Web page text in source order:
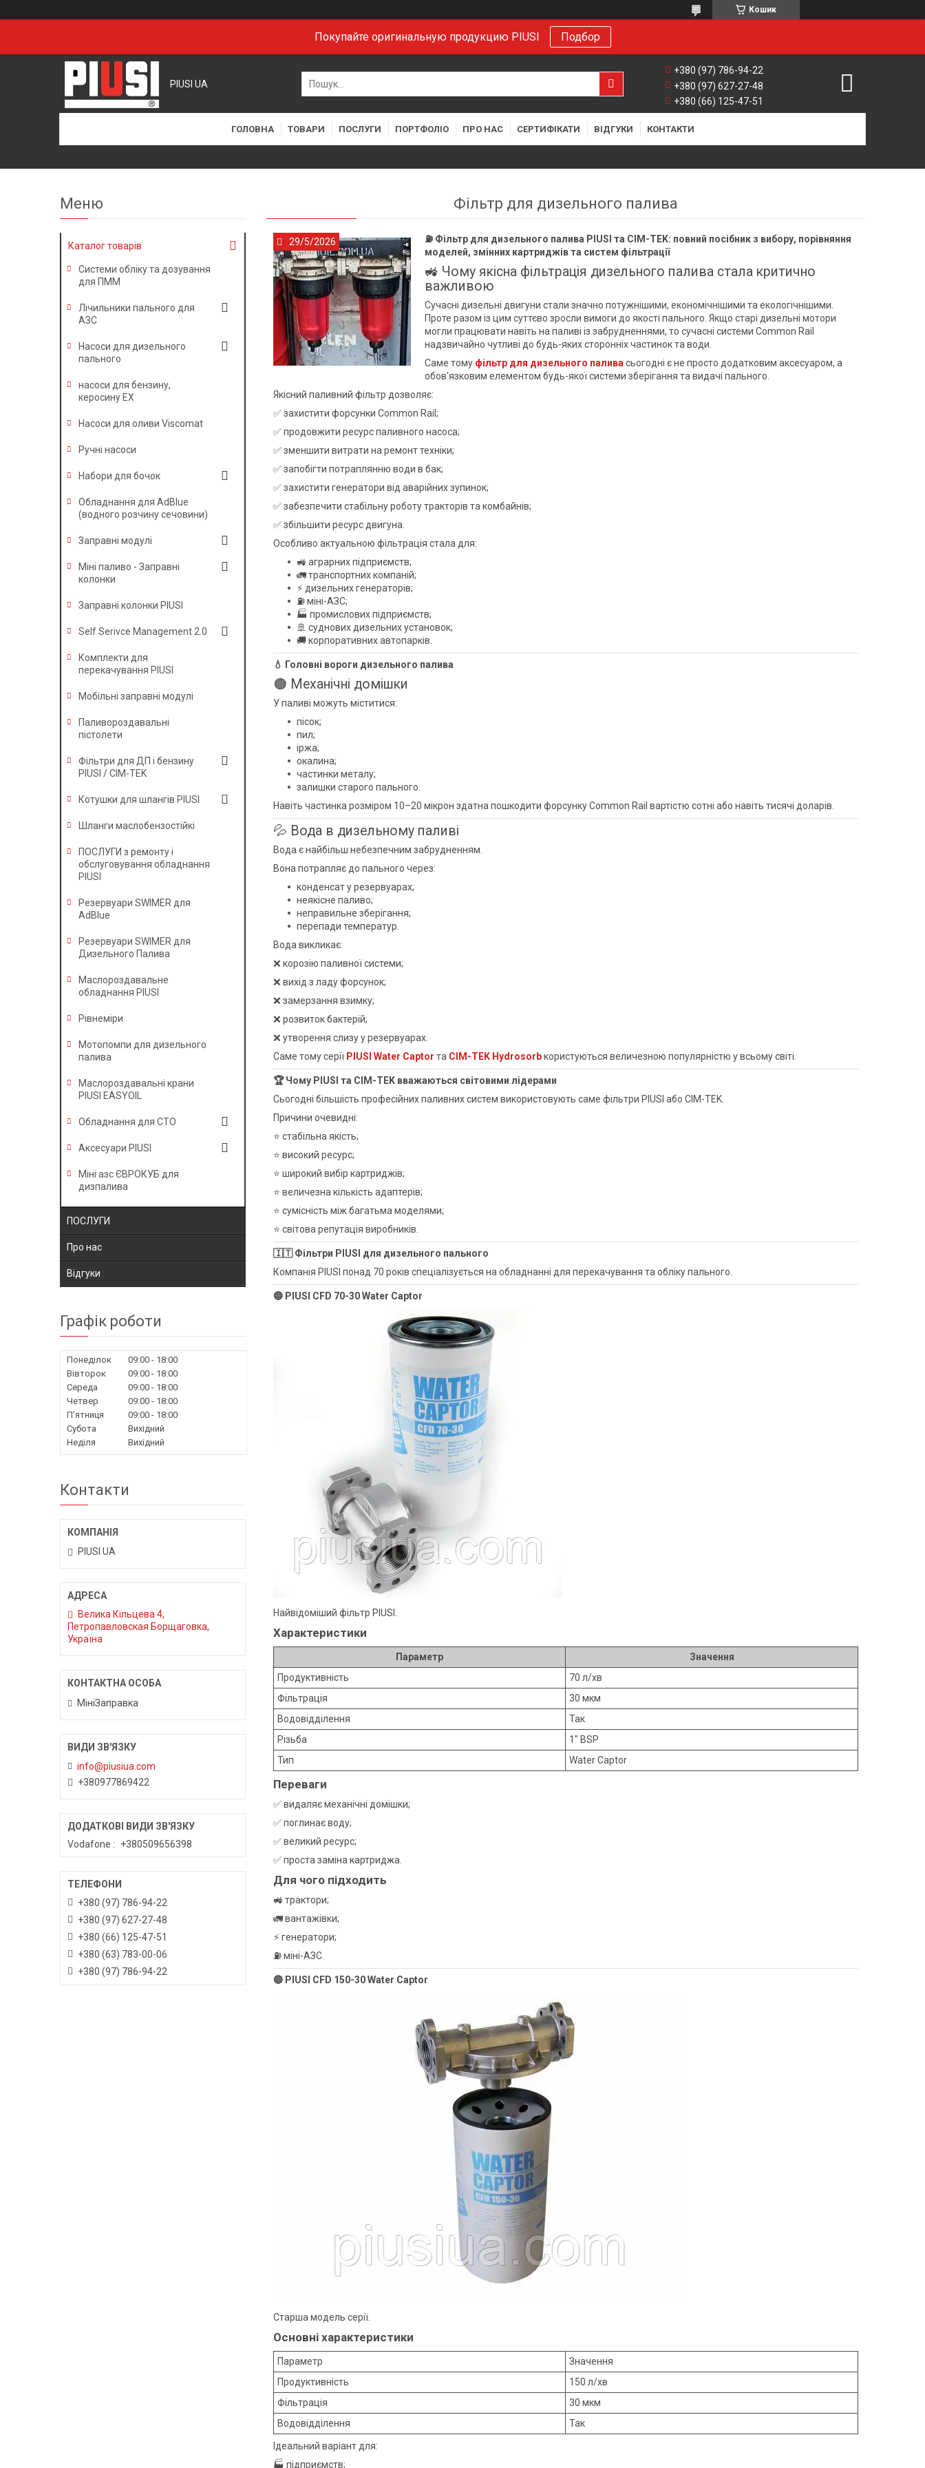
Кошик
Покупайте оригинальную продукцию PIUSI Подбор
PIUSI UA
+380 (97) 786-94-22
+380 (97) 627-27-48
+380 (66) 125-47-51
ГОЛОВНА ТОВАРИ ПОСЛУГИ ПОРТФОЛІО ПРО НАС СЕРТИФІКАТИ ВІДГУКИ КОНТАКТИ
Фільтр для дизельного палива
29/5/2026
⛽ Фільтр для дизельного палива PIUSI та CIM-TEK: повний посібник з вибору, порівняння
моделей, змінних картриджів та систем фільтрації
🚜 Чому якісна фільтрація дизельного палива стала критично
важливою
Сучасні дизельні двигуни стали значно потужнішими, економічнішими та екологічнішими.
Проте разом із цим суттєво зросли вимоги до якості пального. Якщо старі дизельні мотори
могли працювати навіть на паливі із забрудненнями, то сучасні системи Common Rail
надзвичайно чутливі до будь-яких сторонніх частинок та води.
Саме тому фільтр для дизельного палива сьогодні є не просто додатковим аксесуаром, а
обов'язковим елементом будь-якої системи зберігання та видачі пального.
Якісний паливний фільтр дозволяє:
✅ захистити форсунки Common Rail;
✅ продовжити ресурс паливного насоса;
✅ зменшити витрати на ремонт техніки;
✅ запобігти потраплянню води в бак;
✅ захистити генератори від аварійних зупинок;
✅ забезпечити стабільну роботу тракторів та комбайнів;
✅ збільшити ресурс двигуна.
Особливо актуальною фільтрація стала для:
🚜 аграрних підприємств;
🚛 транспортних компаній;
⚡ дизельних генераторів;
⛽ міні-АЗС;
🏭 промислових підприємств;
🚢 суднових дизельних установок;
🚚 корпоративних автопарків.
💧 Головні вороги дизельного палива
🟤 Механічні домішки
У паливі можуть міститися:
пісок;
пил;
іржа;
окалина;
частинки металу;
залишки старого пального.
Навіть частинка розміром 10–20 мікрон здатна пошкодити форсунку Common Rail вартістю сотні або навіть тисячі доларів.
💦 Вода в дизельному паливі
Вода є найбільш небезпечним забрудненням.
Вона потрапляє до пального через:
конденсат у резервуарах;
неякісне паливо;
неправильне зберігання;
перепади температур.
Вода викликає:
❌ корозію паливної системи;
❌ вихід з ладу форсунок;
❌ замерзання взимку;
❌ розвиток бактерій;
❌ утворення слизу у резервуарах.
Саме тому серії PIUSI Water Captor та CIM-TEK Hydrosorbкористуються величезною популярністю у всьому світі.
🏆 Чому PIUSI та CIM-TEK вважаються світовими лідерами
Сьогодні більшість професійних паливних систем використовують саме фільтри PIUSI або CIM-TEK.
Причини очевидні:
⭐ стабільна якість;
⭐ високий ресурс;
⭐ широкий вибір картриджів;
⭐ величезна кількість адаптерів;
⭐ сумісність між багатьма моделями;
⭐ світова репутація виробників.
🇮🇹 Фільтри PIUSI для дизельного пального
Компанія PIUSI понад 70 років спеціалізується на обладнанні для перекачування та обліку пального.
🔵 PIUSI CFD 70-30 Water Captor
Найвідоміший фільтр PIUSI.
Характеристики
Параметр
Значення
Продуктивність
70 л/хв
Фільтрація
30 мкм
Водовідділення
Так
Різьба
1" BSP
Тип
Water Captor
Переваги
✅ видаляє механічні домішки;
✅ поглинає воду;
✅ великий ресурс;
✅ проста заміна картриджа.
Для чого підходить
🚜 трактори;
🚛 вантажівки;
⚡ генератори;
⛽ міні-АЗС.
🔵 PIUSI CFD 150-30 Water Captor
Старша модель серії.
Основні характеристики
Параметр
Значення
Продуктивність
150 л/хв
Фільтрація
30 мкм
Водовідділення
Так
Ідеальний варіант для:
🏭 підприємств;
Каталог товарів
Системи обліку та дозування
для ПММ
Лічильники пального для
АЗС
Насоси для дизельного
пального
насоси для бензину,
керосину EX
Насоси для оливи Viscomat
Ручні насоси
Набори для бочок
Обладнання для AdBlue
(водного розчину сечовини)
Заправні модулі
Міні паливо - Заправні
колонки
Заправні колонки PIUSI
Self Serivce Management 2.0
Комплекти для
перекачування PIUSI
Мобільні заправні модулі
Паливороздавальні
пістолети
Фільтри для ДП і бензину
PIUSI / CIM-TEK
Котушки для шлангів PIUSI
Шланги маслобензостійкі
ПОСЛУГИ з ремонту і
обслуговування обладнання
PIUSI
Резервуари SWIMER для
AdBlue
Резервуари SWIMER для
Дизельного Палива
Маслороздавальне
обладнання PIUSI
Рівнеміри
Мотопомпи для дизельного
палива
Маслороздавальні крани
PIUSI EASYOIL
Обладнання для СТО
Аксесуари PIUSI
Міні азс ЄВРОКУБ для
дизпалива
ПОСЛУГИ
Про нас
Відгуки
Графік роботи
Понеділок 09:00
18:00
Вівторок
09:00
18:00
Середа
09:00
18:00
Четвер
09:00
18:00
Пʼятниця
09:00
18:00
Субота
Вихідний
Неділя
Вихідний
Контакти
PIUSI UA
Велика Кільцева 4,
Петропавловская Борщаговка,
Україна
МініЗаправка
info@piusiua.com
+380977869422
Vodafone +380509656398
+380 (97) 786-94-22
+380 (97) 627-27-48
+380 (66) 125-47-51
+380 (63) 783-00-06
+380 (97) 786-94-22